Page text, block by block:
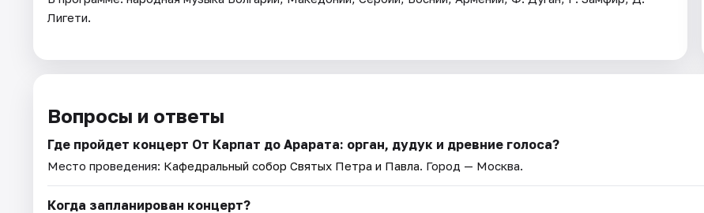
Лигети.
Вопросы и ответы
Где пройдет концерт От Карпат до Арарата: орган, дудук и древние голоса?
Место проведения: Кафедральный собор Святых Петра и Павла. Город — Москва.
Когда запланирован концерт?